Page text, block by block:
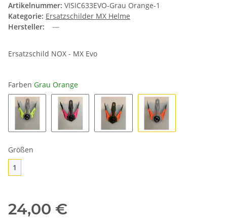
Artikelnummer: VISIC633EVO-Grau Orange-1
Kategorie: Ersatzschilder MX Helme
Hersteller:
Ersatzschild NOX - MX Evo
Farben Grau Orange
Größen
1
24,00 €